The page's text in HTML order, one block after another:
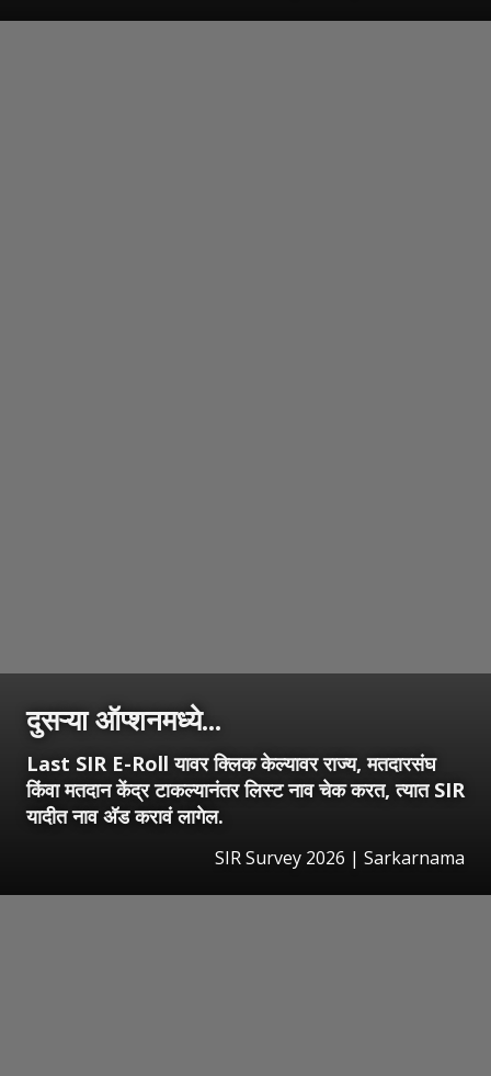
दुसऱ्या ऑप्शनमध्ये...
Last SIR E-Roll यावर क्लिक केल्यावर राज्य, मतदारसंघ
किंवा मतदान केंद्र टाकल्यानंतर लिस्ट नाव चेक करत, त्यात SIR
यादीत नाव अ‍ॅड करावं लागेल.
SIR Survey 2026 | Sarkarnama